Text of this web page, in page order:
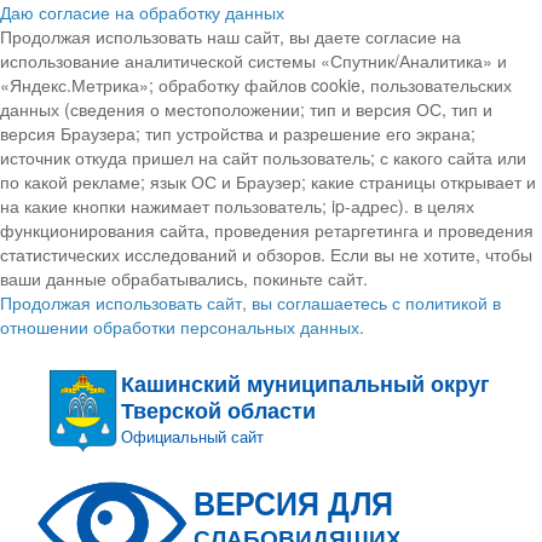
Даю согласие на обработку данных
Продолжая использовать наш сайт, вы даете согласие на
использование аналитической системы «Спутник/Аналитика» и
«Яндекс.Метрика»; обработку файлов cookie, пользовательских
данных (сведения о местоположении; тип и версия ОС, тип и
версия Браузера; тип устройства и разрешение его экрана;
источник откуда пришел на сайт пользователь; с какого сайта или
по какой рекламе; язык ОС и Браузер; какие страницы открывает и
на какие кнопки нажимает пользователь; ip-адрес). в целях
функционирования сайта, проведения ретаргетинга и проведения
статистических исследований и обзоров. Если вы не хотите, чтобы
ваши данные обрабатывались, покиньте сайт.
Продолжая использовать сайт, вы соглашаетесь с политикой в
отношении обработки персональных данных.